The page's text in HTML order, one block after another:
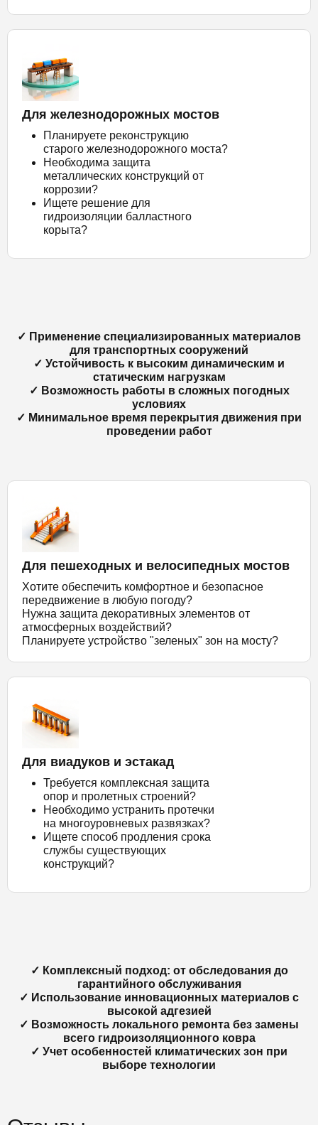
Для железнодорожных мостов
Планируете реконструкцию
старого железнодорожного моста?
Необходима защита
металлических конструкций от
коррозии?
Ищете решение для
гидроизоляции балластного
корыта?
✓ Применение специализированных материалов
для транспортных сооружений
✓ Устойчивость к высоким динамическим и
статическим нагрузкам
✓ Возможность работы в сложных погодных
условиях
✓ Минимальное время перекрытия движения при
проведении работ
Для пешеходных и велосипедных мостов
Хотите обеспечить комфортное и безопасное
передвижение в любую погоду?
Нужна защита декоративных элементов от
атмосферных воздействий?
Планируете устройство "зеленых" зон на мосту?
Для виадуков и эстакад
Требуется комплексная защита
опор и пролетных строений?
Необходимо устранить протечки
на многоуровневых развязках?
Ищете способ продления срока
службы существующих
конструкций?
✓ Комплексный подход: от обследования до
гарантийного обслуживания
✓ Использование инновационных материалов с
высокой адгезией
✓ Возможность локального ремонта без замены
всего гидроизоляционного ковра
✓ Учет особенностей климатических зон при
выборе технологии